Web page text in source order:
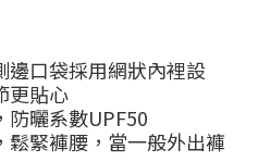
邊口袋採用網狀內裡設
更貼心
防曬系數UPF50
緊褲腰， 當一般外出褲